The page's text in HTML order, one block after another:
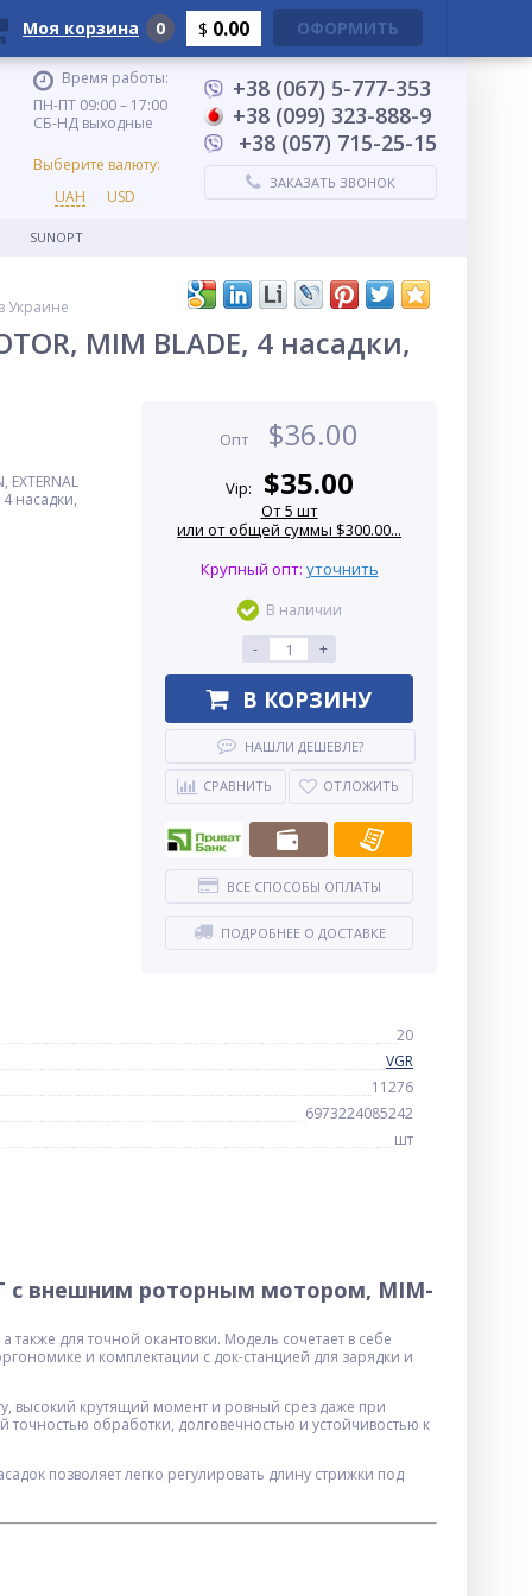
Время работы:
ПН-ПТ 09:00 – 17:00
СБ-НД выходные
Выберите валюту:
UAH
USD
+38 (067) 5-777-353
+38 (099) 323-888-9
+38 (057) 715-25-15
ЗАКАЗАТЬ ЗВОНОК
SUNOPT
Украине
MIM BLADE, 4 насадки,
EXTERNAL
4 насадки,
Опт $36.00
Vip: $35.00
От 5 шт
или от общей суммы $300.00...
Крупный опт: уточнить
В наличии
-
+
В КОРЗИНУ
НАШЛИ ДЕШЕВЛЕ?
СРАВНИТЬ ОТЛОЖИТЬ
ВСЕ СПОСОБЫ ОПЛАТЫ
ПОДРОБНЕЕ О ДОСТАВКЕ
20
VGR
11276
6973224085242
шт
с внешним роторным мотором, MIM-
для точной окантовки. Модель сочетает в себе
и комплектации с док-станцией для зарядки и
высокий крутящий момент и ровный срез даже при
точностью обработки, долговечностью и устойчивостью к
позволяет легко регулировать длину стрижки под
Моя корзина 0 $ 0.00 ОФОРМИТЬ